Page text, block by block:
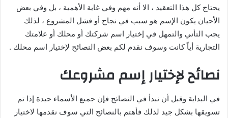
يحتاج كل هذا التعقيد ، الا أنه مهم وفي غاية الأهمية ، بل وفي بعض
الأحيان يكون الإسم هو سبب في نجاح أو فشل المشروع ، لذلك
يجب التأني والتمهل في إختيار اسم شركتك أو محلك أو علامتك
التجارية أياً كانت وسوف نقدم لكم بعض النصائح لإختيار اسم محلك .
نصائح لإختيار إسم مشروعك
في البداية وقبل أن نبدأ في النصائح فإن جميع الأسماء جيدة إذا تم
تسويقها بشكل جيد لذلك فأهتم بالنصائح التي سوف نقدمها لاختيار